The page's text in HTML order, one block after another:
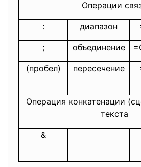
Операции
: диапазон
; объединение
(пробел) пересечение
Операция конкатенации
текста
&